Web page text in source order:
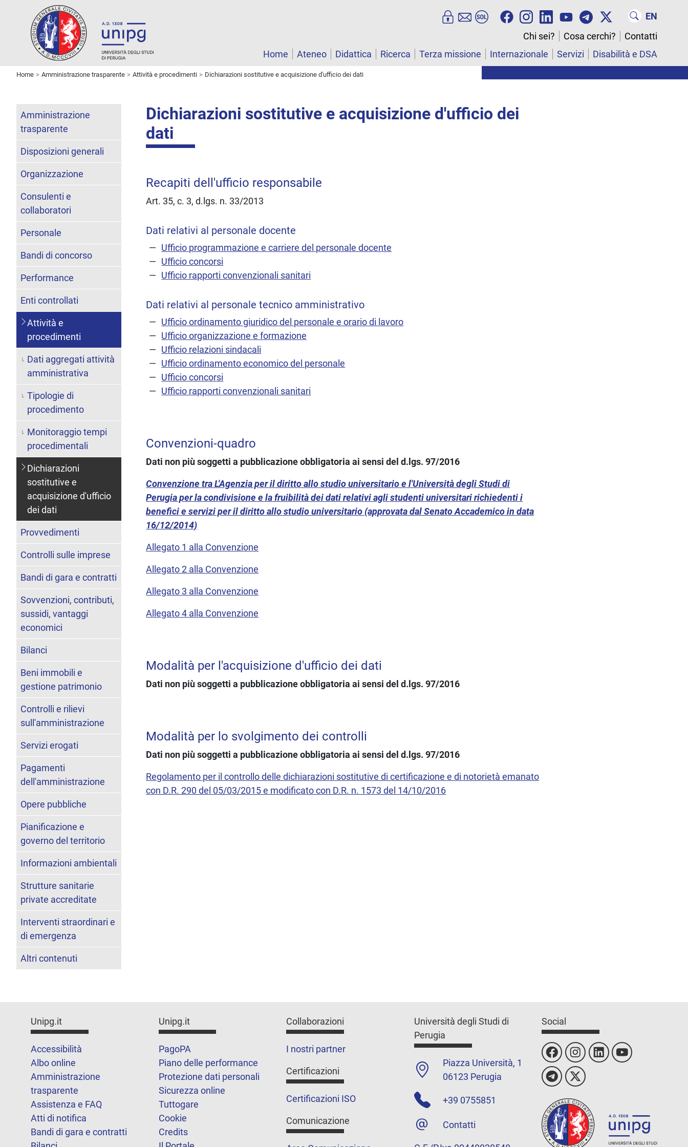
EN
Chi sei?
Cosa cerchi?
Contatti
Home
Ateneo Didattica Ricerca Terza missione Internazionale Servizi Disabilità e DSA
Home Amministrazione trasparente Attività e procedimenti Dichiarazioni sostitutive e acquisizione d'ufficio dei dati
Dichiarazioni sostitutive e acquisizione d'ufficio dei
dati
Recapiti dell'ufficio responsabile
Art. 35, c. 3, d.lgs. n. 33/2013
Dati relativi al personale docente
Ufficio programmazione e carriere del personale docente
Ufficio concorsi
Ufficio rapporti convenzionali sanitari
Dati relativi al personale tecnico amministrativo
Ufficio ordinamento giuridico del personale e orario di lavoro
Ufficio organizzazione e formazione
Ufficio relazioni sindacali
Ufficio ordinamento economico del personale
Ufficio concorsi
Ufficio rapporti convenzionali sanitari
Convenzioni-quadro
Dati non più soggetti a pubblicazione obbligatoria ai sensi del d.lgs. 97/2016
Convenzione tra L'Agenzia per il diritto allo studio universitario e l'Università degli Studi di
Perugia per la condivisione e la fruibilità dei dati relativi agli studenti universitari richiedenti i
benefici e servizi per il diritto allo studio universitario (approvata dal Senato Accademico in data
16/12/2014)
Allegato 1 alla Convenzione
Allegato 2 alla Convenzione
Allegato 3 alla Convenzione
Allegato 4 alla Convenzione
Modalità per l'acquisizione d'ufficio dei dati
Dati non più soggetti a pubblicazione obbligatoria ai sensi del d.lgs. 97/2016
Modalità per lo svolgimento dei controlli
Dati non più soggetti a pubblicazione obbligatoria ai sensi del d.lgs. 97/2016
Regolamento per il controllo delle dichiarazioni sostitutive di certificazione e di notorietà emanato
con D.R. 290 del 05/03/2015 e modificato con D.R. n. 1573 del 14/10/2016
Amministrazione
trasparente
Disposizioni generali
Organizzazione
Consulenti e
collaboratori
Personale
Bandi di concorso
Performance
Enti controllati
Attività e
procedimenti
Dati aggregati attività
amministrativa
Tipologie di
procedimento
Monitoraggio tempi
procedimentali
Dichiarazioni
sostitutive e
acquisizione d'ufficio
dei dati
Provvedimenti
Controlli sulle imprese
Bandi di gara e contratti
Sovvenzioni, contributi,
sussidi, vantaggi
economici
Bilanci
Beni immobili e
gestione patrimonio
Controlli e rilievi
sull'amministrazione
Servizi erogati
Pagamenti
dell'amministrazione
Opere pubbliche
Pianificazione e
governo del territorio
Informazioni ambientali
Strutture sanitarie
private accreditate
Interventi straordinari e
di emergenza
Altri contenuti
Unipg.it
Accessibilità
Albo online
Amministrazione
trasparente
Assistenza e FAQ
Atti di notifica
Bandi di gara e contratti
Unipg.it
PagoPA
Piano delle performance
Protezione dati personali
Sicurezza online
Tuttogare
Cookie
Credits
Collaborazioni
I nostri partner
Certificazioni
Certificazioni ISO
Comunicazione
Università degli Studi di
Perugia
Piazza Università, 1
06123 Perugia
+39 0755851
Contatti
Social